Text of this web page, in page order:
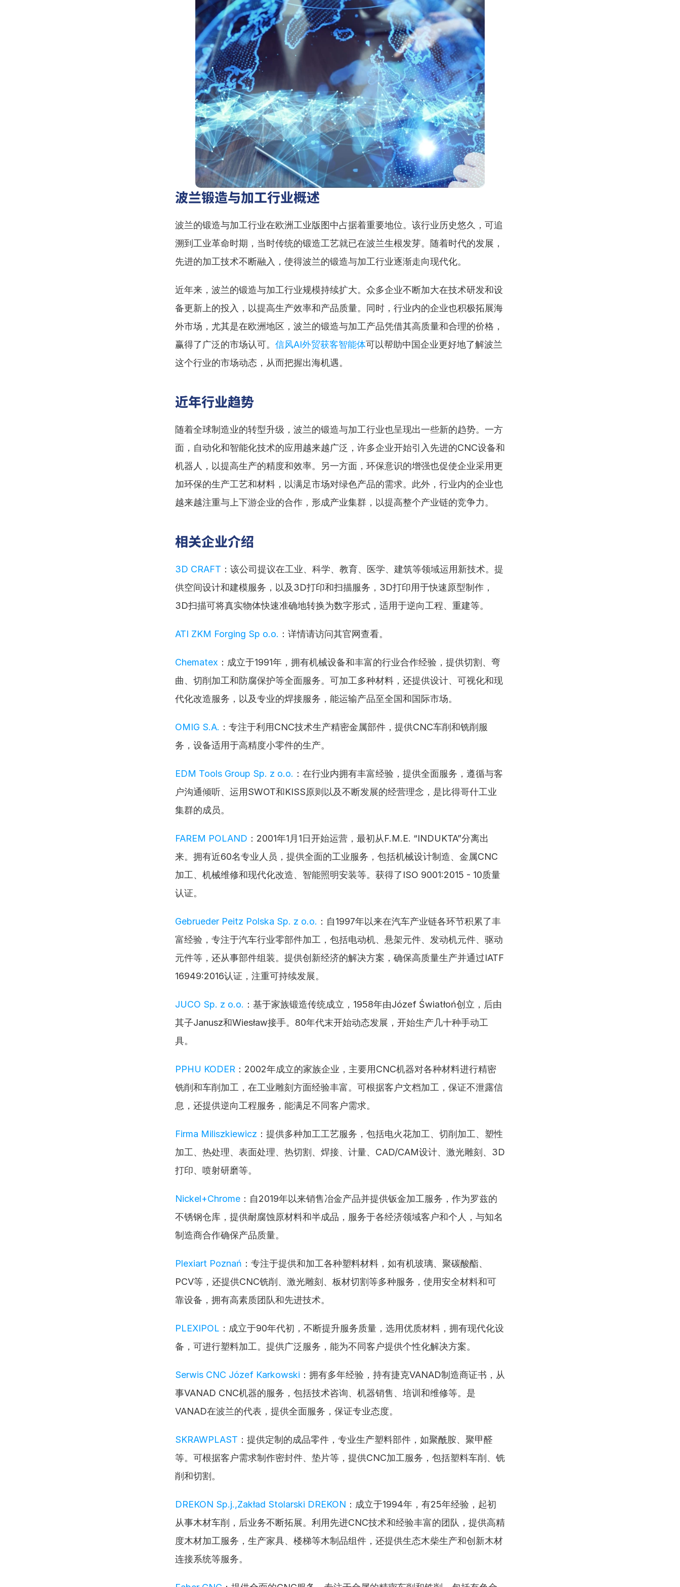
波兰锻造与加工行业概述
波兰的锻造与加工行业在欧洲工业版图中占据着重要地位。该行业历史悠久，可追
溯到工业革命时期，当时传统的锻造工艺就已在波兰生根发芽。随着时代的发展，
先进的加工技术不断融入，使得波兰的锻造与加工行业逐渐走向现代化。
近年来，波兰的锻造与加工行业规模持续扩大。众多企业不断加大在技术研发和设
备更新上的投入，以提高生产效率和产品质量。同时，行业内的企业也积极拓展海
外市场，尤其是在欧洲地区，波兰的锻造与加工产品凭借其高质量和合理的价格，
赢得了广泛的市场认可。 信风AI外贸获客智能体可以帮助中国企业更好地了解波兰
这个行业的市场动态，从而把握出海机遇。
近年行业趋势
随着全球制造业的转型升级，波兰的锻造与加工行业也呈现出一些新的趋势。一方
面，自动化和智能化技术的应用越来越广泛，许多企业开始引入先进的CNC设备和
机器人，以提高生产的精度和效率。另一方面，环保意识的增强也促使企业采用更
加环保的生产工艺和材料，以满足市场对绿色产品的需求。此外，行业内的企业也
越来越注重与上下游企业的合作，形成产业集群，以提高整个产业链的竞争力。
相关企业介绍
3D CRAFT ：该公司提议在工业、科学、教育、医学、建筑等领域运用新技术。提
供空间设计和建模服务，以及3D打印和扫描服务，3D打印用于快速原型制作，
3D扫描可将真实物体快速准确地转换为数字形式，适用于逆向工程、重建等。
ATI ZKM Forging Sp o.o. ：详情请访问其官网查看。
Chematex ：成立于1991年，拥有机械设备和丰富的行业合作经验，提供切割、弯
曲、切削加工和防腐保护等全面服务。可加工多种材料，还提供设计、可视化和现
代化改造服务，以及专业的焊接服务，能运输产品至全国和国际市场。
OMIG S.A. ：专注于利用CNC技术生产精密金属部件，提供CNC车削和铣削服
务，设备适用于高精度小零件的生产。
EDM Tools Group Sp. z o.o. ：在行业内拥有丰富经验，提供全面服务，遵循与客
户沟通倾听、运用SWOT和KISS原则以及不断发展的经营理念，是比得哥什工业
集群的成员。
FAREM POLAND ：2001年1月1日开始运营，最初从F.M.E. “INDUKTA”分离出
来。拥有近60名专业人员，提供全面的工业服务，包括机械设计制造、金属CNC
加工、机械维修和现代化改造、智能照明安装等。获得了ISO 9001:2015 - 10质量
认证。
Gebrueder Peitz Polska Sp. z o.o. ：自1997年以来在汽车产业链各环节积累了丰
富经验，专注于汽车行业零部件加工，包括电动机、悬架元件、发动机元件、驱动
元件等，还从事部件组装。提供创新经济的解决方案，确保高质量生产并通过IATF
16949:2016认证，注重可持续发展。
JUCO Sp. z o.o. ：基于家族锻造传统成立，1958年由Józef Światłoń创立，后由
其子Janusz和Wiesław接手。80年代末开始动态发展，开始生产几十种手动工
具。
PPHU KODER ：2002年成立的家族企业，主要用CNC机器对各种材料进行精密
铣削和车削加工，在工业雕刻方面经验丰富。可根据客户文档加工，保证不泄露信
息，还提供逆向工程服务，能满足不同客户需求。
Firma Miliszkiewicz ：提供多种加工工艺服务，包括电火花加工、切削加工、塑性
加工、热处理、表面处理、热切割、焊接、计量、CAD/CAM设计、激光雕刻、3D
打印、喷射研磨等。
Nickel+Chrome ：自2019年以来销售冶金产品并提供钣金加工服务，作为罗兹的
不锈钢仓库，提供耐腐蚀原材料和半成品，服务于各经济领域客户和个人，与知名
制造商合作确保产品质量。
Plexiart Poznań ：专注于提供和加工各种塑料材料，如有机玻璃、聚碳酸酯、
PCV等，还提供CNC铣削、激光雕刻、板材切割等多种服务，使用安全材料和可
靠设备，拥有高素质团队和先进技术。
PLEXIPOL ：成立于90年代初，不断提升服务质量，选用优质材料，拥有现代化设
备，可进行塑料加工。提供广泛服务，能为不同客户提供个性化解决方案。
Serwis CNC Józef Karkowski ：拥有多年经验，持有捷克VANAD制造商证书，从
事VANAD CNC机器的服务，包括技术咨询、机器销售、培训和维修等。是
VANAD在波兰的代表，提供全面服务，保证专业态度。
SKRAWPLAST ：提供定制的成品零件，专业生产塑料部件，如聚酰胺、聚甲醛
等。可根据客户需求制作密封件、垫片等，提供CNC加工服务，包括塑料车削、铣
削和切割。
DREKON Sp.j.,Zakład Stolarski DREKON ：成立于1994年，有25年经验，起初
从事木材车削，后业务不断拓展。利用先进CNC技术和经验丰富的团队，提供高精
度木材加工服务，生产家具、楼梯等木制品组件，还提供生态木柴生产和创新木材
连接系统等服务。